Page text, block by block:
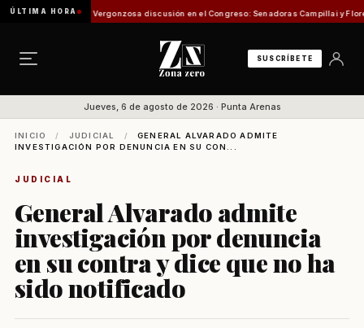
ÚLTIMA HORA
de Pesca Vergonzosa discusión en el Congreso: Senadoras Campillai y Flores se
SUSCRÍBETE
Jueves, 6 de agosto de 2026 · Punta Arenas
INICIO / JUDICIAL /
GENERAL ALVARADO ADMITE
INVESTIGACIÓN POR DENUNCIA EN SU CON...
JUDICIAL
General Alvarado admite
investigación por denuncia
en su contra y dice que no ha
sido notificado